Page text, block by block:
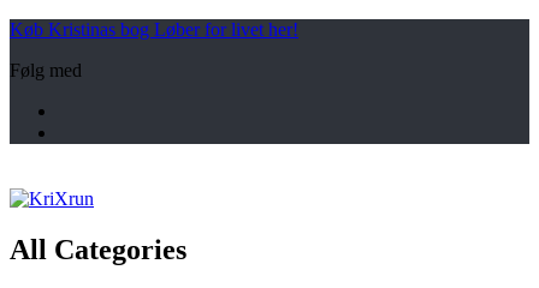
Køb Kristinas bog Løber for livet her!
Følg med
All Categories